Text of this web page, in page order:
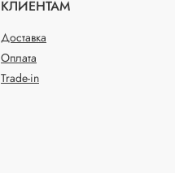
КЛИЕНТАМ
Доставка
Оплата
Trade-in